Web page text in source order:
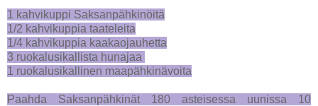
1 kahvikuppi Saksanpähkinöitä
1/2 kahvikuppia taateleita
1/4 kahvikuppia kaakaojauhetta
3 ruokalusikallista hunajaa
1 ruokalusikallinen maapähkinävoita
Paahda Saksanpähkinät 180 asteisessa uunissa 10